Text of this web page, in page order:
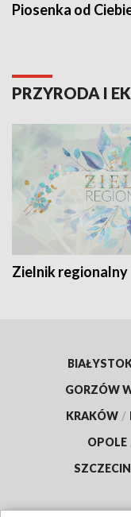
Piosenka od
PRZYRODA I
Zielnik regionalny
GORZÓW
KRAKÓW /
OPOLE
SZCZECIN